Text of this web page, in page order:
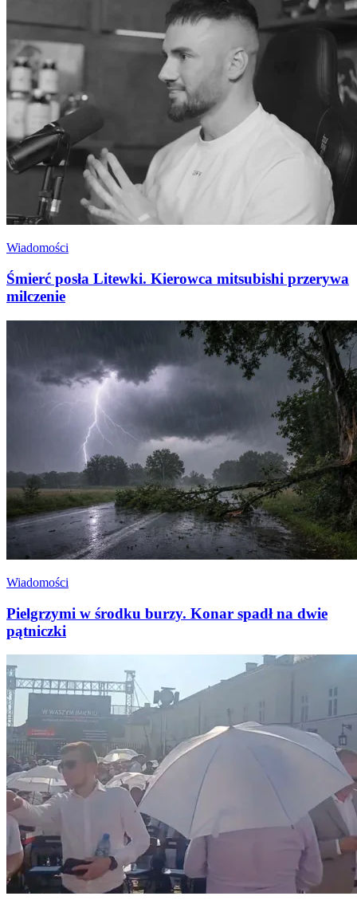
Wiadomości
Śmierć posła Litewki. Kierowca mitsubishi przerywa
milczenie
Wiadomości
Pielgrzymi w środku burzy. Konar spadł na dwie
pątniczki